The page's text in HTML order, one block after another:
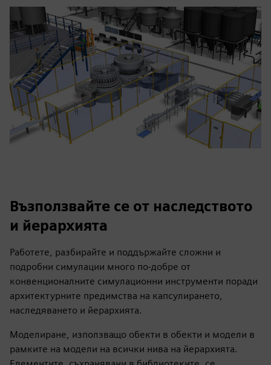
Възползвайте се от наследството
и йерархията
Работете, разбирайте и поддържайте сложни и
подробни симулации много по-добре от
конвенционалните симулационни инструменти поради
архитектурните предимства на капсулирането,
наследяването и йерархията.
Моделиране, използващо обекти в обекти и модели в
рамките на модели на всички нива на йерархията.